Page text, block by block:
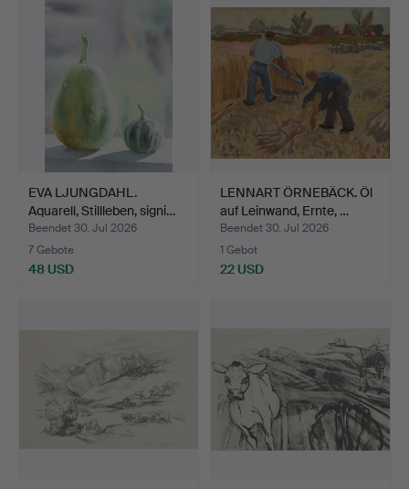
EVA LJUNGDAHL.
Aquarell, Stillleben, signi…
Beendet 30. Jul 2026
7 Gebote
48 USD
LENNART ÖRNEBÄCK. Öl
auf Leinwand, Ernte, …
Beendet 30. Jul 2026
1 Gebot
22 USD